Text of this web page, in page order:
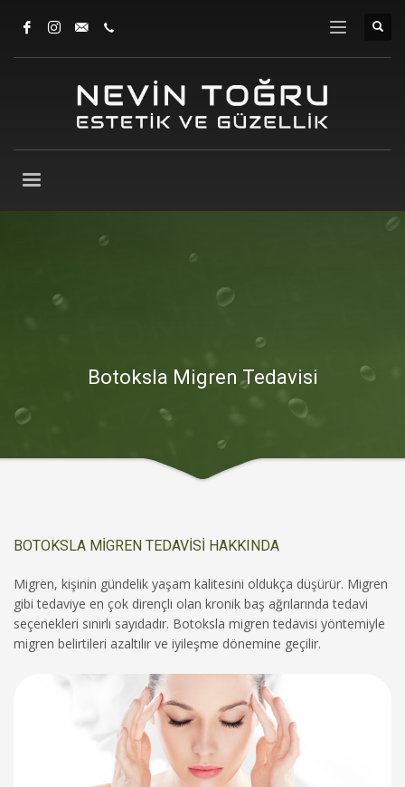
Botoksla Migren Tedavisi
BOTOKSLA MİGREN TEDAVİSİ HAKKINDA
Migren, kişinin gündelik yaşam kalitesini oldukça düşürür. Migren
gibi tedaviye en çok dirençli olan kronik baş ağrılarında tedavi
seçenekleri sınırlı sayıdadır. Botoksla migren tedavisi yöntemiyle
migren belirtileri azaltılır ve iyileşme dönemine geçilir.